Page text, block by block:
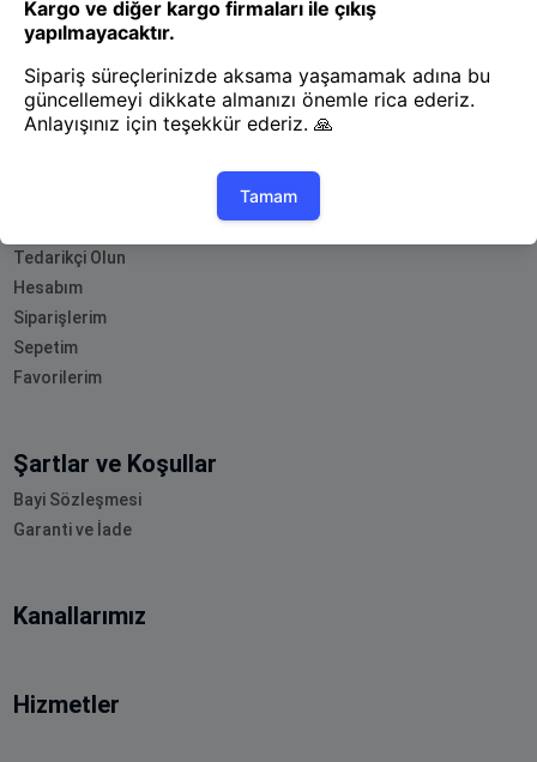
Yete Import
Yete Cargo
Yol Haritamız
Tedarikçi Olun
Hesabım
Siparişlerim
Sepetim
Favorilerim
Şartlar ve Koşullar
Bayi Sözleşmesi
Garanti ve İade
Kanallarımız
Hizmetler